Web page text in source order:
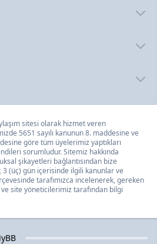
sitesi olarak hizmet veren
5651 sayılı kanunun 8. maddesine ve
göre tüm üyelerimiz yaptıkları
sorumludur. Sitemiz hakkında
şikayetleri bağlantısından bize
3 (üç) gün içerisinde ilgili kanunlar ve
tarafımızca incelenerek, gereken
site yöneticilerimiz tarafından bilgi